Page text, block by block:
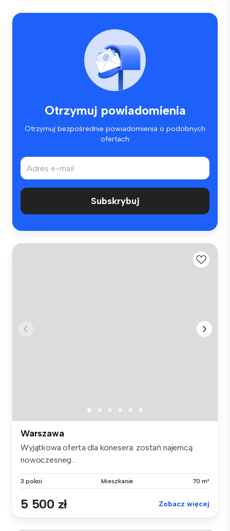
Otrzymuj powiadomienia
Otrzymuj bezpośrednie powiadomienia o podobnych
ofertach
Subskrybuj
Warszawa
Wyjątkowa oferta dla konesera: zostań najemcą
nowoczesneg...
3 pokoi Mieszkanie 70 m²
5 500 zł Zobacz więcej